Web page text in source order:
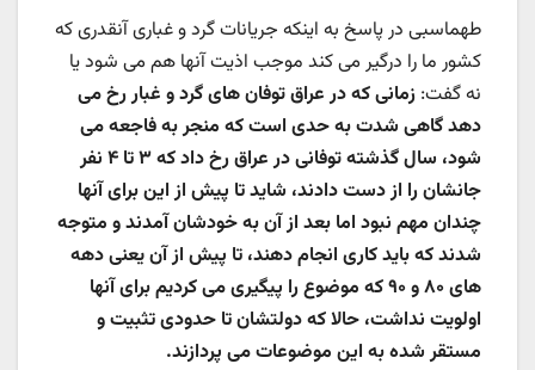
طهماسبی در پاسخ به اینکه جریانات گرد و غباری آنقدری که
کشور ما را درگیر می کند موجب اذیت آنها هم می شود یا
نه گفت: زمانی که در عراق توفان های گرد و غبار رخ می
دهد گاهی شدت به حدی است که منجر به فاجعه می
شود، سال گذشته توفانی در عراق رخ داد که ۳ تا ۴ نفر
جانشان را از دست دادند، شاید تا پیش از این برای آنها
چندان مهم نبود اما بعد از آن به خودشان آمدند و متوجه
شدند که باید کاری انجام دهند، تا پیش از آن یعنی دهه
های ۸۰ و ۹۰ که موضوع را پیگیری می کردیم برای آنها
اولویت نداشت، حالا که دولتشان تا حدودی تثبیت و
مستقر شده به این موضوعات می پردازند.